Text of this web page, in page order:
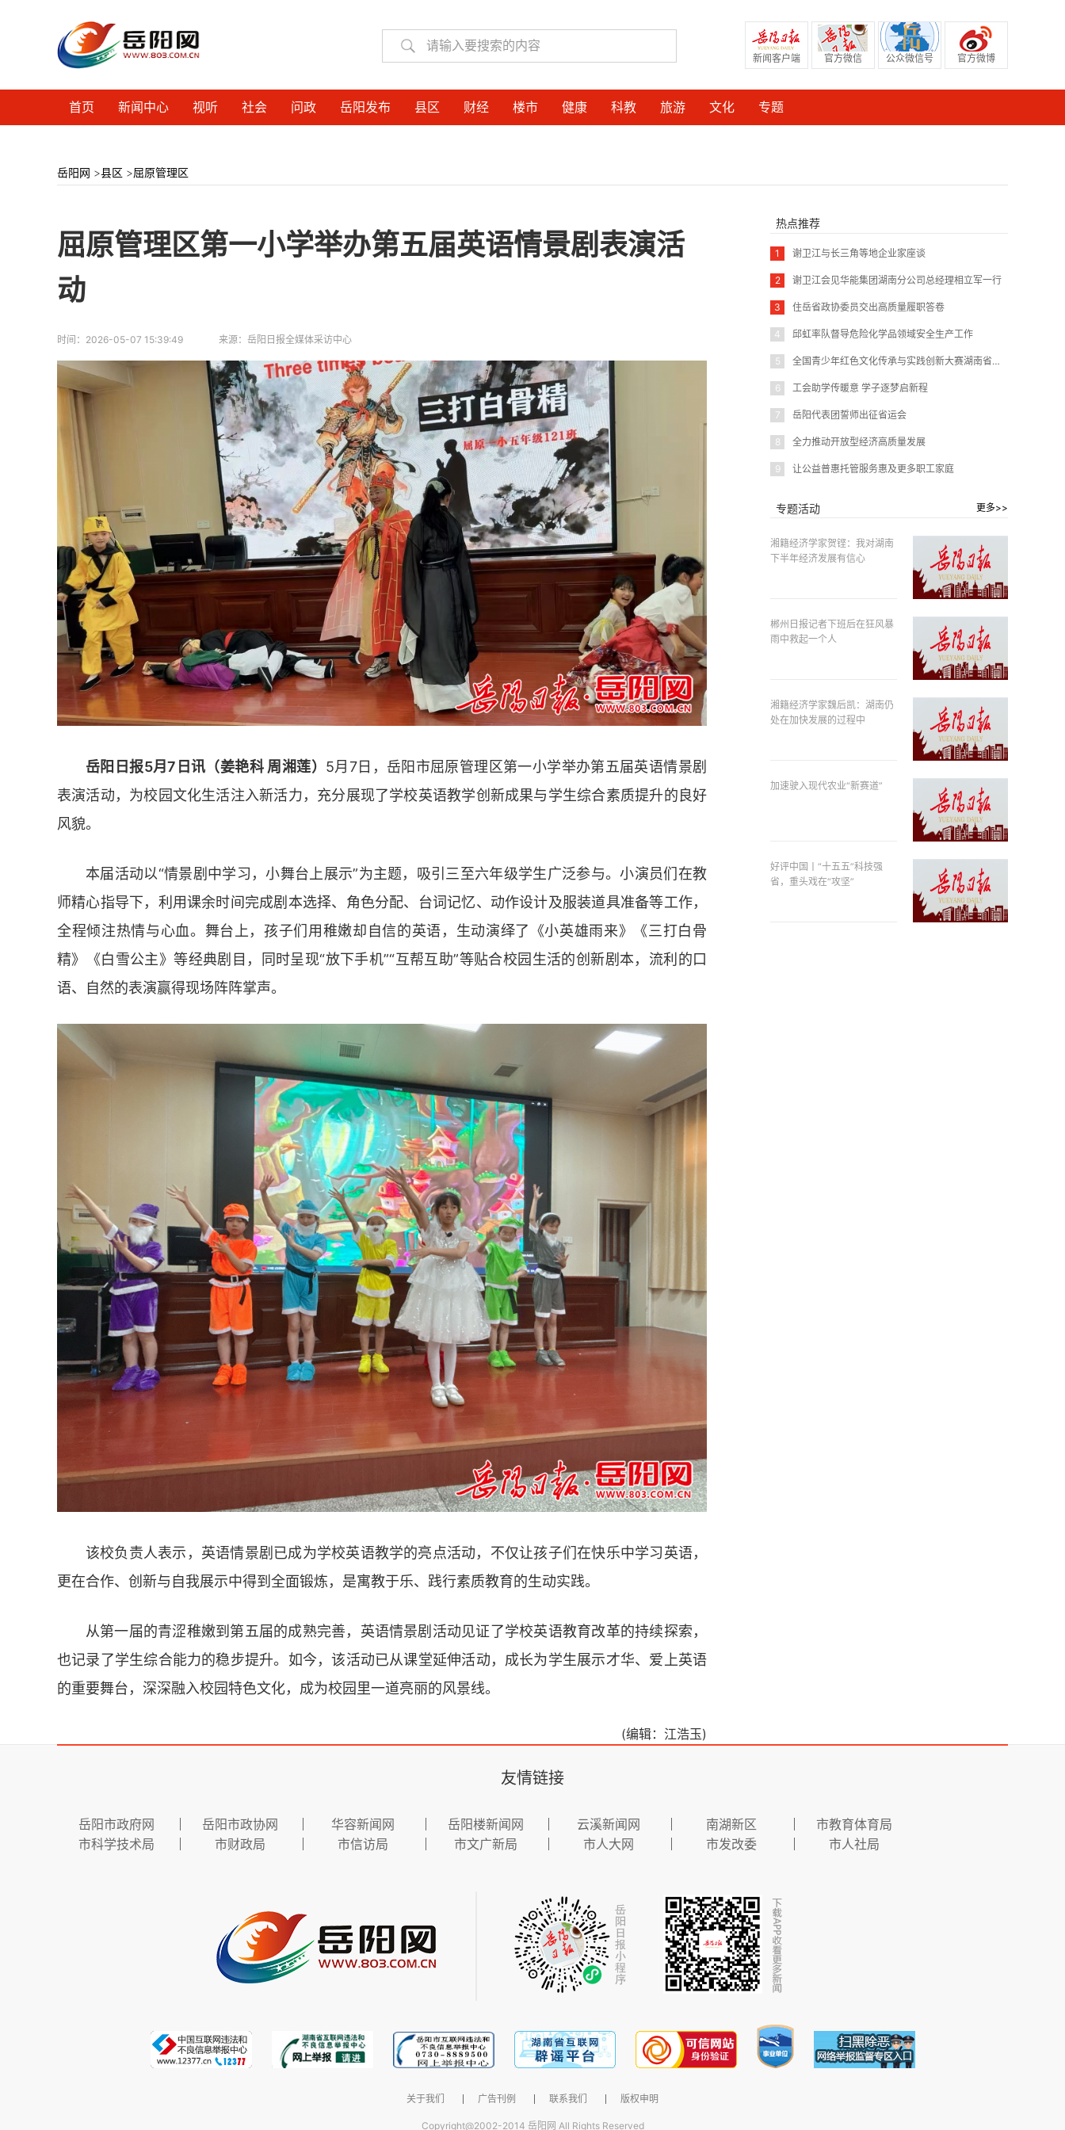
新闻客户端 官方微信 公众微信号 官方微博
首页 新闻中心 视听 社会 问政 岳阳发布 县区 财经 楼市 健康 科教 旅游 文化 专题
岳阳网 >县区 >屈原管理区
屈原管理区第一小学举办第五届英语情景剧表演活
动
时间： 2026-05-07 15:39:49 来源： 岳阳日报全媒体采访中心
岳阳日报5月7日讯（姜艳科 周湘莲） 5月7日，岳阳市屈原管理区第一小学举办第五届英语情景剧
表演活动，为校园文化生活注入新活力，充分展现了学校英语教学创新成果与学生综合素质提升的良好
风貌。
本届活动以“情景剧中学习，小舞台上展示”为主题，吸引三至六年级学生广泛参与。小演员们在教
师精心指导下，利用课余时间完成剧本选择、角色分配、台词记忆、动作设计及服装道具准备等工作，
全程倾注热情与心血。舞台上，孩子们用稚嫩却自信的英语，生动演绎了《小英雄雨来》《三打白骨
精》《白雪公主》等经典剧目，同时呈现“放下手机”“互帮互助”等贴合校园生活的创新剧本，流利的口
语、自然的表演赢得现场阵阵掌声。
该校负责人表示，英语情景剧已成为学校英语教学的亮点活动，不仅让孩子们在快乐中学习英语，
更在合作、创新与自我展示中得到全面锻炼，是寓教于乐、践行素质教育的生动实践。
从第一届的青涩稚嫩到第五届的成熟完善，英语情景剧活动见证了学校英语教育改革的持续探索，
也记录了学生综合能力的稳步提升。如今，该活动已从课堂延伸活动，成长为学生展示才华、爱上英语
的重要舞台，深深融入校园特色文化，成为校园里一道亮丽的风景线。
(编辑：江浩玉)
热点推荐
1 谢卫江与长三角等地企业家座谈
2 谢卫江会见华能集团湖南分公司总经理相立军一行
3 住岳省政协委员交出高质量履职答卷
4 邱虹率队督导危险化学品领域安全生产工作
5 全国青少年红色文化传承与实践创新大赛湖南省赛在岳阳圆满闭幕
6 工会助学传暖意 学子逐梦启新程
7 岳阳代表团誓师出征省运会
8 全力推动开放型经济高质量发展
9 让公益普惠托管服务惠及更多职工家庭
专题活动 更多>>
湘籍经济学家贺铿：我对湖南
下半年经济发展有信心
郴州日报记者下班后在狂风暴
雨中救起一个人
湘籍经济学家魏后凯：湖南仍
处在加快发展的过程中
加速驶入现代农业“新赛道”
好评中国丨“十五五”科技强
省，重头戏在“攻坚”
友情链接
岳阳市政府网 岳阳市政协网 华容新闻网 岳阳楼新闻网 云溪新闻网 南湖新区
市教育体育局
市科学技术局
市财政局 市信访局 市文广新局 市人大网 市发改委 市人社局
关于我们 广告刊例 联系我们 版权申明
Copyright@2002-2014 岳阳网 All Rights Reserved